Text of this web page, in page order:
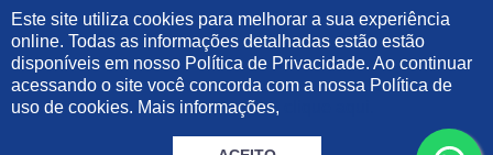
Desenvolvido por:
Informações Legais Política de Privacidade
© 2021 Marcon Indústria Metalúrgica Ltda | 57.211.997/0001-46. Todos os
Este site utiliza cookies para melhorar a sua experiência
online. Todas as informações detalhadas estão estão
disponíveis em nosso Política de Privacidade. Ao continuar
acessando o site você concorda com a nossa Política de
uso de cookies. Mais informações,